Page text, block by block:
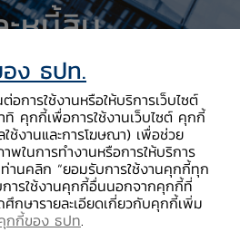
หนี้สิน
Sort by
ง ธปท.
การใช้งานหรือให้บริการเว็บไซต์
คุกกี้เพื่อการใช้งานเว็บไซต์ คุกกี้
ใช้งานและการโฆษณา) เพื่อช่วย
พในการทำงานหรือการให้บริการ
านคลิก “ยอมรับการใช้งานคุกกี้ทุก
การใช้งานคุกกี้อื่นนอกจากคุกกี้ที่
กษารายละเอียดเกี่ยวกับคุกกี้เพิ่ม
กกี้ของ ธปท.